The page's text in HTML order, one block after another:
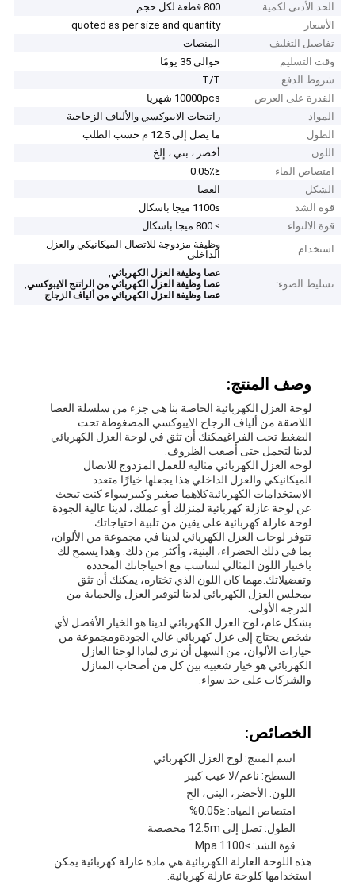
الحد الأدنى لكمية
800 قطعة لكل حجم
الأسعار
quoted as per size and quantity
تفاصيل التغليف
المنصات
وقت التسليم
حوالي 35 يومًا
شروط الدفع
T/T
القدرة على العرض
10000pcs شهريا
المواد
راتنجات الايبوكسي والألياف الزجاجية
الطول
ما يصل إلى 12.5 م حسب الطلب
اللون
أخضر ، بني ، إلخ.
امتصاص الماء
≤0.05٪
الشكل
العصا
قوة الشد
≥1100 ميجا باسكال
قوة الالتواء
≥ 800 ميجا باسكال
استخدام
وظيفة مزدوجة للاتصال الميكانيكي والعزل
الداخلي
تسليط الضوء:
عصا وظيفة العزل الكهربائي,
عصا وظيفة العزل الكهربائي من الراتنج الايبوكسي,
عصا وظيفة العزل الكهربائي من ألياف الزجاج
وصف المنتج:
لوحة العزل الكهربائية الخاصة بنا هي جزء من سلسلة العصا
اللاصقة من ألياف الزجاج الايبوكسي المضغوطة تحت
الضغط تحت الفراغيمكنك أن تثق في لوحة العزل الكهربائي
لدينا لتحمل حتى أصعب الظروف.
لوحة العزل الكهربائي مثالية للعمل المزدوج للاتصال
الميكانيكي والعزل الداخلي هذا يجعلها خيارًا متعدد
الاستخدامات الكهربائيةكلاهما صغير وكبيرسواء كنت تبحث
عن لوحة عازلة كهربائية لمنزلك أو عملك، لدينا عالية الجودة
لوحة عازلة كهربائية على يقين من تلبية احتياجاتك.
تتوفر لوحات العزل الكهربائي لدينا في مجموعة من الألوان،
بما في ذلك الخضراء، البنية، وأكثر من ذلك. وهذا يسمح لك
باختيار اللون المثالي لتتناسب مع احتياجاتك المحددة
وتفضيلاتك.مهما كان اللون الذي تختاره، يمكنك أن تثق
بمجلس العزل الكهربائي لدينا لتوفير العزل والحماية من
الدرجة الأولى.
بشكل عام، لوح العزل الكهربائي لدينا هو الخيار الأفضل لأي
شخص يحتاج إلى عزل كهربائي عالي الجودةومجموعة من
خيارات الألوان، من السهل أن نرى لماذا لوحنا العازل
الكهربائي هو خيار شعبية بين كل من أصحاب المنازل
والشركات على حد سواء.
الخصائص:
اسم المنتج: لوح العزل الكهربائي
السطح: ناعم/لا عيب كبير
اللون: الأخضر، البني، الخ
امتصاص المياه: ≤0.05%
الطول: تصل إلى 12.5m مخصصة
قوة الشد: ≥1100 Mpa
هذه اللوحة العازلة الكهربائية هي مادة عازلة كهربائية يمكن
استخدامها كلوحة عازلة كهربائية.